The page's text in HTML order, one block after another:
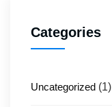
Categories
Uncategorized (1)